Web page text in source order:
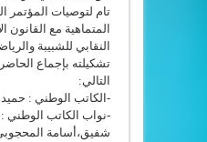
تام لتوصيات المؤتمر
المتماهية مع القانون
النقابي للشبيبة
تشكيلته بإجماع
التالي:
-الكاتب الوطني :
-نواب الكاتب الوطني
شفيق،أسامة